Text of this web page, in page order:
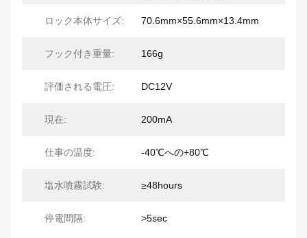
ロック本体サイズ: 70.6mm×55.6mm×13.4mm
フック付き重量: 166g
評価される電圧: DC12V
現在: 200mA
仕事の温度: -40℃への+80℃
塩水噴霧試験: ≥48hours
停電間隔: >5sec